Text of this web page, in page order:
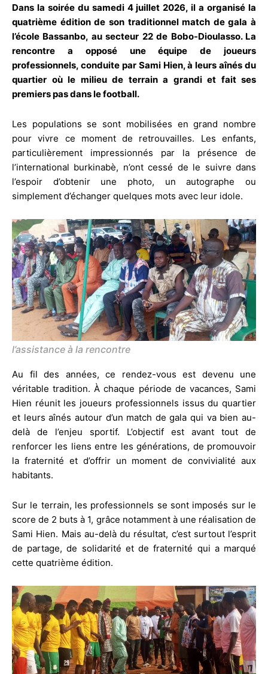
Dans la soirée du samedi 4 juillet 2026, il a organisé la
quatrième édition de son traditionnel match de gala à
l’école Bassanbo, au secteur 22 de Bobo-Dioulasso. La
rencontre a opposé une équipe de joueurs
professionnels, conduite par Sami Hien, à leurs aînés du
quartier où le milieu de terrain a grandi et fait ses
premiers pas dans le football.
Les populations se sont mobilisées en grand nombre
pour vivre ce moment de retrouvailles. Les enfants,
particulièrement impressionnés par la présence de
l’international burkinabè, n’ont cessé de le suivre dans
l’espoir d’obtenir une photo, un autographe ou
simplement d’échanger quelques mots avec leur idole.
l’assistance à la rencontre
Au fil des années, ce rendez-vous est devenu une
véritable tradition. À chaque période de vacances, Sami
Hien réunit les joueurs professionnels issus du quartier
et leurs aînés autour d’un match de gala qui va bien au-
delà de l’enjeu sportif. L’objectif est avant tout de
renforcer les liens entre les générations, de promouvoir
la fraternité et d’offrir un moment de convivialité aux
habitants.
Sur le terrain, les professionnels se sont imposés sur le
score de 2 buts à 1, grâce notamment à une réalisation de
Sami Hien. Mais au-delà du résultat, c’est surtout l’esprit
de partage, de solidarité et de fraternité qui a marqué
cette quatrième édition.